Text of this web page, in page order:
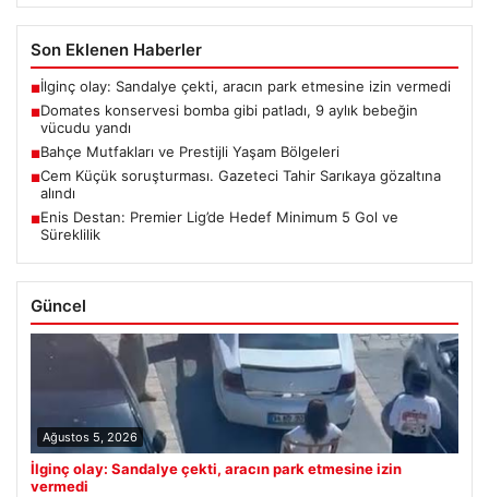
Son Eklenen Haberler
■İlginç olay: Sandalye çekti, aracın park etmesine izin vermedi
■Domates konservesi bomba gibi patladı, 9 aylık bebeğin
vücudu yandı
■Bahçe Mutfakları ve Prestijli Yaşam Bölgeleri
■Cem Küçük soruşturması. Gazeteci Tahir Sarıkaya gözaltına
alındı
■Enis Destan: Premier Lig’de Hedef Minimum 5 Gol ve
Süreklilik
Güncel
Ağustos 5, 2026
İlginç olay: Sandalye çekti, aracın park etmesine izin
vermedi